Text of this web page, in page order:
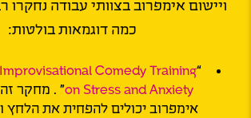
ויישום אימפרוב בצוותי עבודה נחקרו
כמה דוגמאות בולטות:
“
Comedy Training
on Stress and Anxiety” . מחקר
אימפרוב יכולים להפחית את הלחץ